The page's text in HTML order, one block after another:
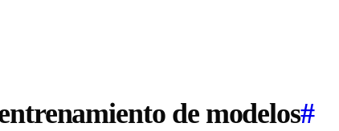
de modelos#